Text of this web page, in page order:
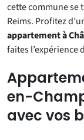
cette commune se
Reims. Profitez
appartement à
faites l’expérience
en-
avec vos